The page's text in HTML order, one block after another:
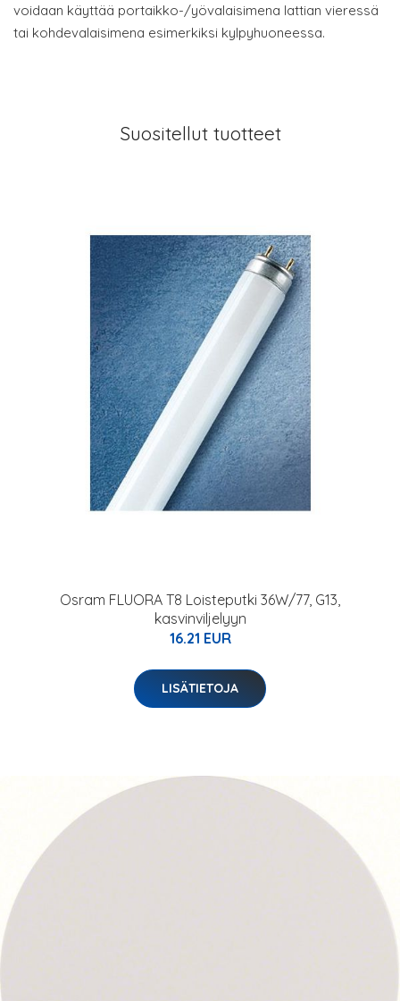
voidaan käyttää portaikko-/yövalaisimena lattian vieressä
tai kohdevalaisimena esimerkiksi kylpyhuoneessa.
Suositellut tuotteet
Osram FLUORA T8 Loisteputki 36W/77, G13,
kasvinviljelyyn
16.21 EUR
LISÄTIETOJA